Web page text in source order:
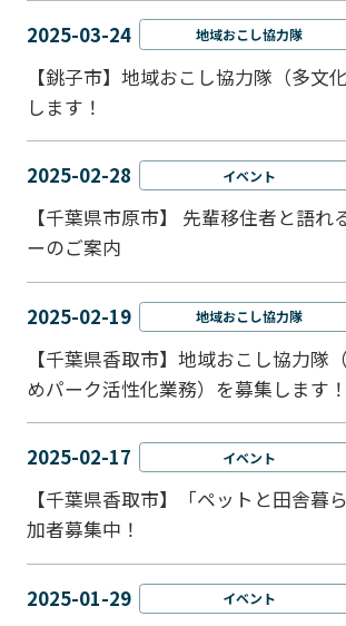
2025-03-24 地域おこし協力隊
【銚子市】地域おこし協力隊（多文
します！
2025-02-28 イベント
【千葉県市原市】 先輩移住者と語れ
ーのご案内
2025-02-19 地域おこし協力隊
【千葉県香取市】地域おこし協力隊
めパーク活性化業務）を募集します！
2025-02-17 イベント
【千葉県香取市】「ペットと⽥舎暮
加者募集中！
2025-01-29 イベント